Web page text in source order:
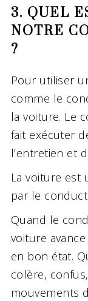
3. QUEL
NOTRE
?
Pour utiliser
comme le
la voiture. Le
fait exécuter
l’entretien et
La voiture est
par le
Quand le
voiture
en bon état.
colère,
mouvements